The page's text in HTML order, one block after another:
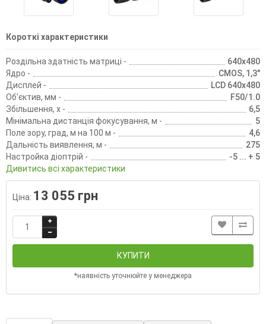
Короткі характеристики
Роздільна здатність матриці -
640x480
Ядро -
CMOS, 1,3"
Дисплей -
LCD 640x480
Об'єктив, мм -
F50/1.0
Збільшення, х -
6,5
Мінімальна дистанція фокусування, м -
5
Поле зору, град, м на 100 м -
4,6
Дальність виявлення, м -
275
Настройка діоптрій -
-5 ... + 5
Дивитись всі характеристики
Ціна: 13 055 грн
КУПИТИ
*наявність уточнюйте у менеджера